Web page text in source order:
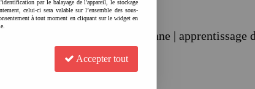
Axe court version draisienne | apprentissage
par le balayage de l'appareil, le stockage
celui-ci sera valable sur l’ensemble des sous-
à tout moment en cliquant sur le widget en
Accepter tout